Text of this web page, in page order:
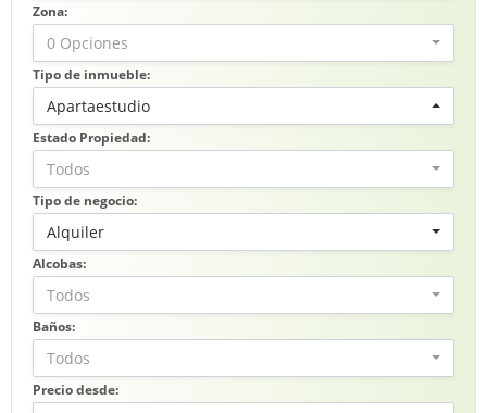
Zona:
0 Opciones
Tipo de inmueble:
Apartaestudio
Estado Propiedad:
Todos
Tipo de negocio:
Alquiler
Alcobas:
Todos
Baños:
Todos
Precio desde: